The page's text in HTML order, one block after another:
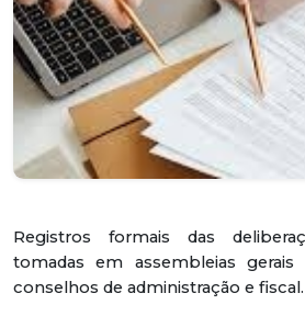
Registros formais das
tomadas em assembleias
conselhos de administração e fiscal.